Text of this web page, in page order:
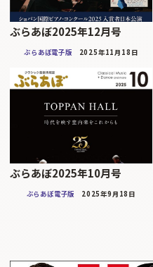
ぶらあぼ2025年12月号
ぶらあぼ電子版 2025年11月18日
ぶらあぼ2025年10月号
ぶらあぼ電子版 2025年9月18日